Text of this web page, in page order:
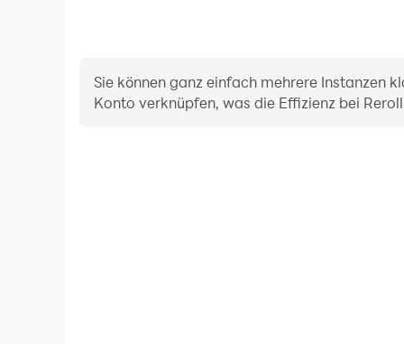
Sie können ganz einfach mehrere Instanzen
Konto verknüpfen, was die Effizienz bei